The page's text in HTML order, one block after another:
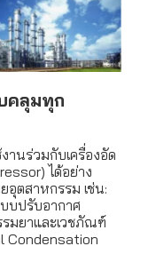
คลุมทุก
านร่วมกับเครื่องอัด
ได้อย่าง
อุตสาหกรรม เช่น:
บปรับอากาศ
มยาและเวชภัณฑ์
Condensation